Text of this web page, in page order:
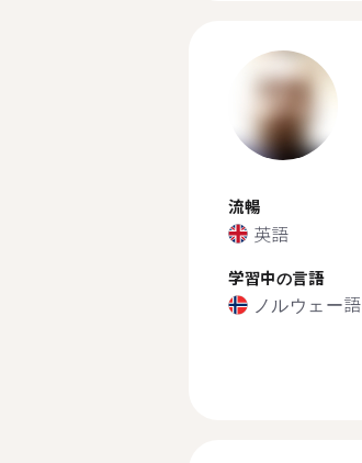
流暢
英語
学習中の言語
ノルウェー語